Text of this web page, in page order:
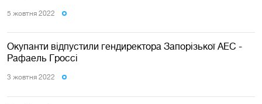
5 жовтня 2022
Окупанти відпустили гендиректора Запорізької АЕС -
Рафаель Гроссі
3 жовтня 2022